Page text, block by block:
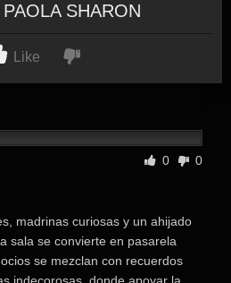
SHARON
Like
0 0
madrinas curiosas y un ahijado
sala se convierte en pasarela
se mezclan con recuerdos